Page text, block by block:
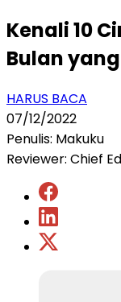
Kenali 10
Bulan
HARUS BACA
07/12/2022
Penulis: Makuku
Reviewer: Chief